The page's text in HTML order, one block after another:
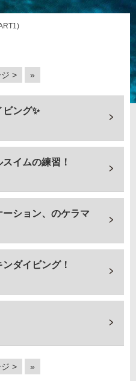
>
»
ング✨
イムの練習！
ション、のケラマ
ダイビング！
> »